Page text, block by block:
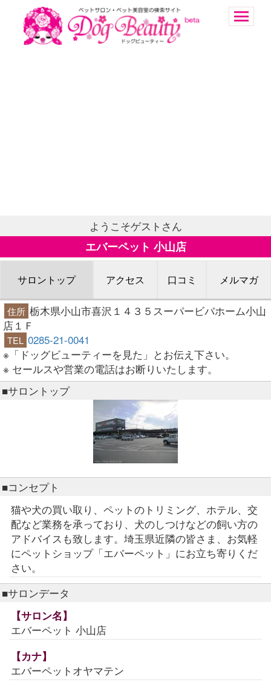
ようこそゲストさん
エバーペット 小山店
サロントップ アクセス 口コミ メルマガ
住所 栃木県小山市喜沢１４３５スーパービバホーム小山
店１Ｆ
TEL 0285-21-0041
※「ドッグビューティーを見た」とお伝え下さい。
※ セールスや営業の電話はお断りいたします。
■サロントップ
■コンセプト
猫や犬の買い取り、ペットのトリミング、ホテル、交
配など業務を承っており、犬のしつけなどの飼い方の
アドバイスも致します。埼玉県近隣の皆さま、お気軽
にペットショップ「エバーペット」にお立ち寄りくだ
さい。
■サロンデータ
【サロン名】
エバーペット 小山店
【カナ】
エバーペットオヤマテン